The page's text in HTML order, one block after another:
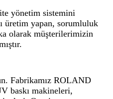
yönetim sistemini
üretim yapan, sorumluluk
olarak müşterilerimizin
Fabrikamız ROLAND
baskı makineleri,